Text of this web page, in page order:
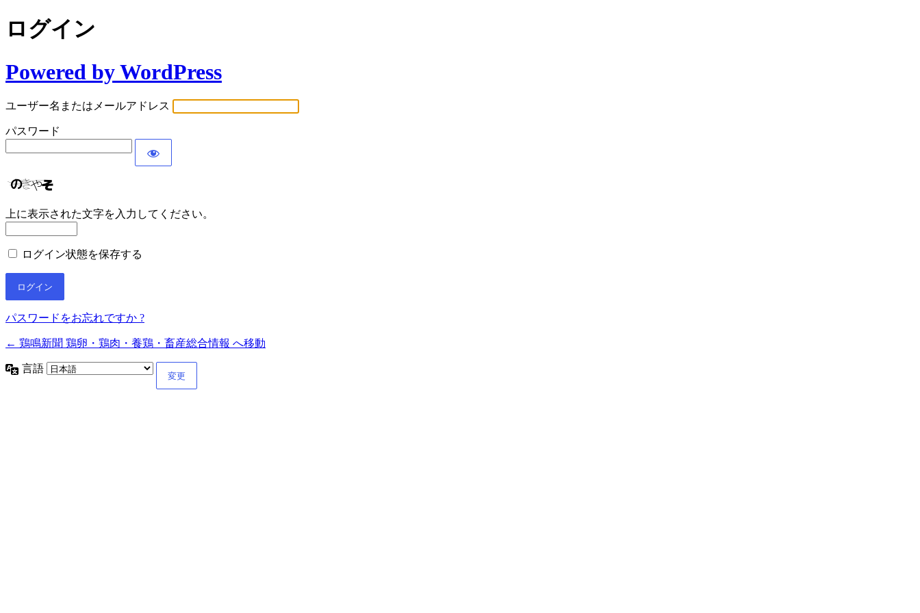
ログイン
Powered by WordPress
ユーザー名またはメールアドレス
パスワード
上に表示された文字を入力してください。
ログイン状態を保存する
パスワードをお忘れですか ?
← 鶏鳴新聞 鶏卵・鶏肉・養鶏・畜産総合情報 へ移動
言語